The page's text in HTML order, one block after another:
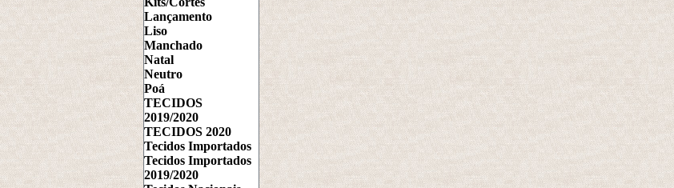
Lançamento
Liso
Manchado
Natal
Neutro
Poá
TECIDOS
2019/2020
TECIDOS 2020
Tecidos Importados
Tecidos Importados
2019/2020